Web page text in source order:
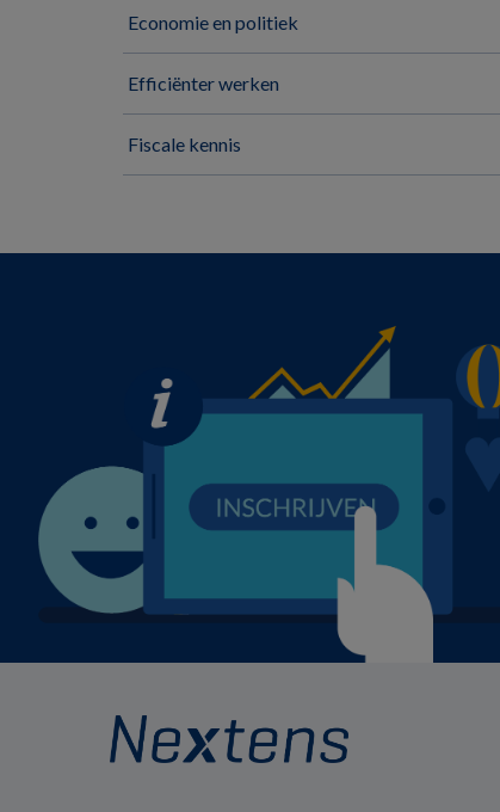
Economie en politiek
Efficiënter werken
Fiscale kennis